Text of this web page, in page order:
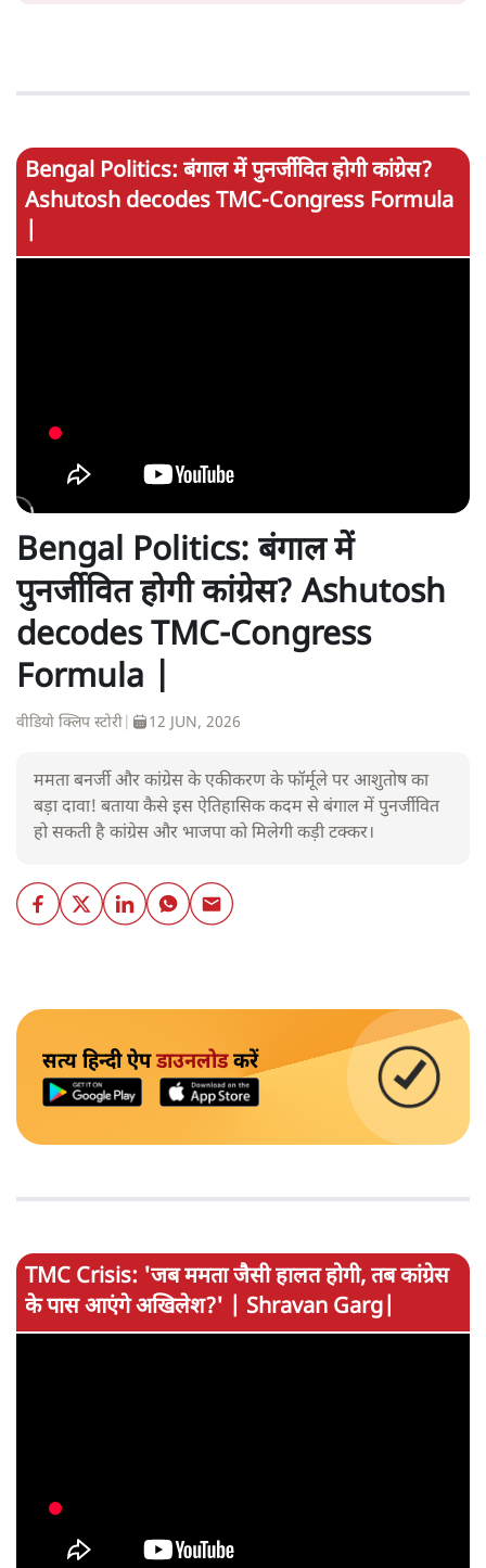
Bengal Politics: बंगाल में पुनर्जीवित होगी कांग्रेस?
Ashutosh decodes TMC-Congress Formula
Bengal Politics: बंगाल में
पुनर्जीवित होगी कांग्रेस? Ashutosh
decodes TMC-Congress
Formula |
वीडियो क्लिप स्टोरी 12 JUN, 2026
ममता बनर्जी और कांग्रेस के एकीकरण के फॉर्मूले पर आशुतोष का
बड़ा दावा! बताया कैसे इस ऐतिहासिक कदम से बंगाल में पुनर्जीवित
हो सकती है कांग्रेस और भाजपा को मिलेगी कड़ी टक्कर।
सत्य हिन्दी ऐपडाउनलोडकरें
TMC Crisis: 'जब ममता जैसी हालत होगी, तब कांग्रेस
के पास आएंगे अखिलेश?' | Shravan Garg|